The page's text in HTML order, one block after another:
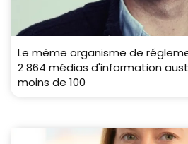
Le même organisme de
2 864 médias d'information
moins de 100